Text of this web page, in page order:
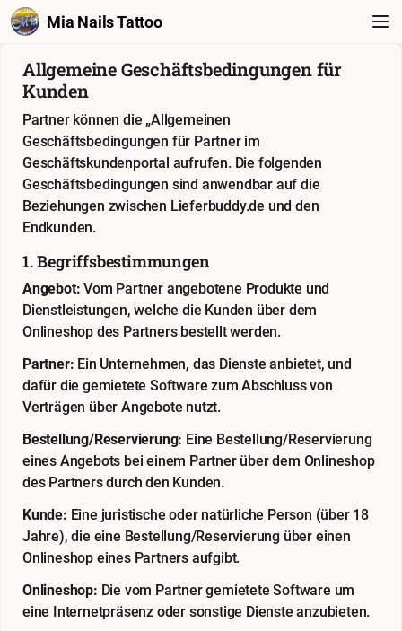
Mia Nails Tattoo
Allgemeine Geschäftsbedingungen für
Kunden
Partner können die „Allgemeinen
Geschäftsbedingungen für Partner im
Geschäftskundenportal aufrufen. Die folgenden
Geschäftsbedingungen sind anwendbar auf die
Beziehungen zwischen Lieferbuddy.de und den
Endkunden.
1. Begriffsbestimmungen
Angebot:Vom Partner angebotene Produkte und
Dienstleistungen, welche die Kunden über dem
Onlineshop des Partners bestellt werden.
Partner: Ein Unternehmen, das Dienste anbietet, und
dafür die gemietete Software zum Abschluss von
Verträgen über Angebote nutzt.
Bestellung/Reservierung: Eine Bestellung/Reservierung
eines Angebots bei einem Partner über dem Onlineshop
des Partners durch den Kunden.
Kunde: Eine juristische oder natürliche Person (über 18
Jahre), die eine Bestellung/Reservierung über einen
Onlineshop eines Partners aufgibt.
Onlineshop: Die vom Partner gemietete Software um
eine Internetpräsenz oder sonstige Dienste anzubieten.